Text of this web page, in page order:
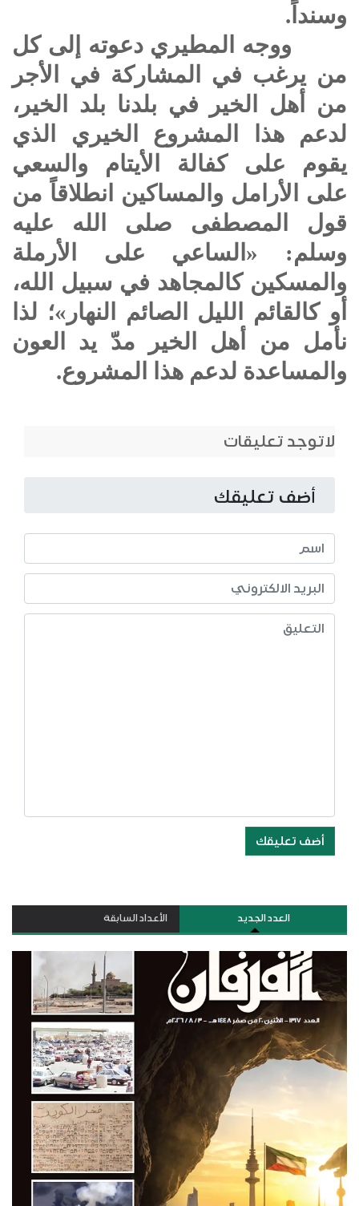
وسنداً.
ووجه المطيري دعوته إلى كل
من يرغب في المشاركة في الأجر
من أهل الخير في بلدنا بلد الخير،
لدعم هذا المشروع الخيري الذي
يقوم على كفالة الأيتام والسعي
على الأرامل والمساكين انطلاقاً من
قول المصطفى صلى الله عليه
وسلم: «الساعي على الأرملة
والمسكين كالمجاهد في سبيل الله،
أو كالقائم الليل الصائم النهار»؛ لذا
نأمل من أهل الخير مدّ يد العون
والمساعدة لدعم هذا المشروع.
لاتوجد تعليقات
أضف تعليقك
أضف تعليقك
العدد الجديد الأعداد السابقة